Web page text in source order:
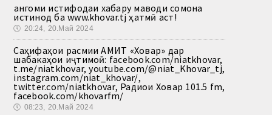
Ҳангоми истифодаи хабару маводи сомона
истинод ба www.khovar.tj ҳатмӣ аст!
🕔 20:24, 20.Май 2024
Саҳифаҳои расмии АМИТ «Ховар» дар
шабакаҳои иҷтимоӣ: facebook.com/niatkhovar,
t.me/niatkhovar, youtube.com/@niat_Khovar_tj,
instagram.com/niat_khovar/,
twitter.com/niatkhovar, Радиои Ховар 101.5 fm,
facebook.com/khovarfm/
🕔 08:23, 20.Май 2024